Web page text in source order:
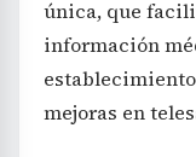
única, que
información
mejoras en